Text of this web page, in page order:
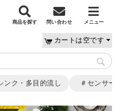
商品を探す 問い合わせ メニュー
カートは空です
ンク・多目的流し ＃センサ